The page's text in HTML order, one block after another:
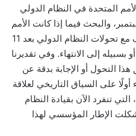
المتحدة في النظام الدولي
أو بسبب، أحداث 11 سبتمبر، والبحث فيما إذا كانت الأمم
المتحدة ما تزال قادرة على التكيف مع تحولات النظام الدولي بعد 11
بسبيله إلى الانتهاء. وفي تقديرنا
التحول أو الإجابة بدقة عن
على السياق التاريخي لعلاقة
تنفرد الآن بقيادة النظام
شكلت الإطار المؤسسي لهذا